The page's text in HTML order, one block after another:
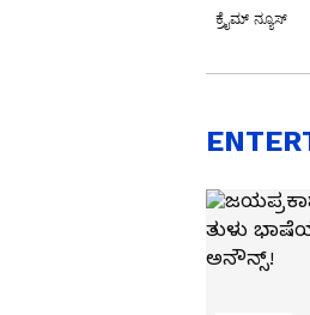
ಕ್ರೈಮ್ ನ್ಯೂಸ್